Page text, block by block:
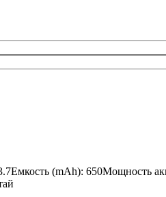
(mAh): 650Мощность